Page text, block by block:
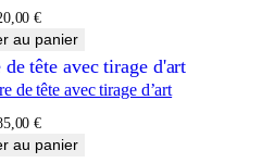
€
au panier
de tête avec tirage d’art
€
au panier